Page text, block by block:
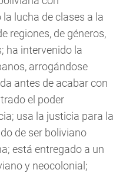
lucha de clases a la
regiones, de géneros,
ha intervenido la
arrogándose
antes de acabar con
el poder
usa la justicia para la
de ser boliviano
está entregado a un
y neocolonial;